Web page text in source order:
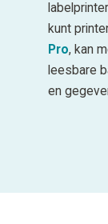
kunt
Pro, kan
leesbare
en